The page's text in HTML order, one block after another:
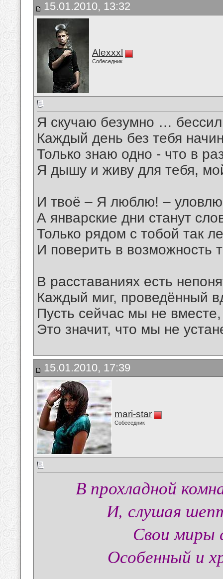
15.01.2010, 13:32
Alexxxl
Собеседник
Я скучаю безумно …
Каждый день без тебя
Только знаю одно - что в
Я дышу и живу для тебя,
И твоё – Я люблю! – уловлю
А январские дни станут
Только рядом с тобой так
И поверить в возможность
В расставаниях есть
Каждый миг, проведённый
Пусть сейчас мы не
Это значит, что мы не
15.01.2010, 17:39
mari-star
Собеседник
В прохладной
И, слушая
Свои миры
Особенный и